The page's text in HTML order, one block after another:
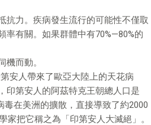
抗力。疾病發生流行的可能性不僅取
率有關。如果群體中有70%—80%的
而動。
安人帶來了歐亞大陸上的天花病
印第安人的阿茲特克王朝總人口是
在美洲的擴散，直接導致了約2000
把它稱之為「印第安人大滅絕」。